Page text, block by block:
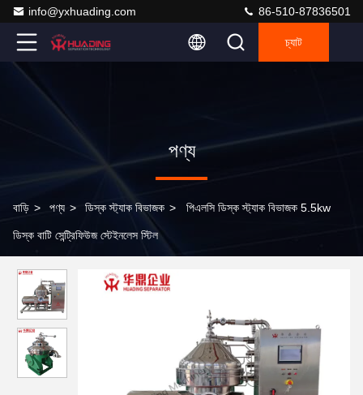
info@yxhuading.com 86-510-87836501
চ্যাট
পণ্য
বাড়ি > পণ্য > ডিস্ক স্ট্যাক বিভাজক > পিএলসি ডিস্ক স্ট্যাক বিভাজক 5.5kw
ডিস্ক বাটি সেন্ট্রিফিউজ স্টেইনলেস স্টিল